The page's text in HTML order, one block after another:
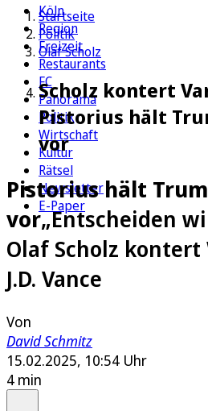
Köln
Region
Freizeit
Restaurants
FC
Panorama
Politik
Wirtschaft
Kultur
Rätsel
Newsletter
E-Paper
Startseite
Politik
Olaf Scholz
Scholz kontert
Pistorius hält
vor
Pistorius hält
vor„Entscheiden
Olaf Scholz
J.D. Vance
Von
David Schmitz
15.02.2025, 10:54 Uhr
4 min